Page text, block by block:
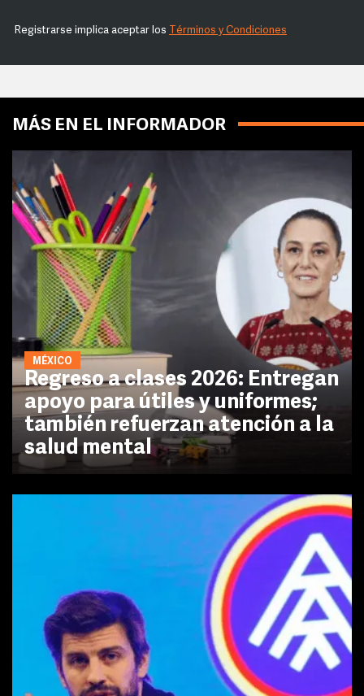
Registrarse implica aceptar los Términos y Condiciones
MÁS EN EL INFORMADOR
MÉXICO
Regreso a clases 2026: Entregan
apoyo para útiles y uniformes;
también refuerzan atención a la
salud mental